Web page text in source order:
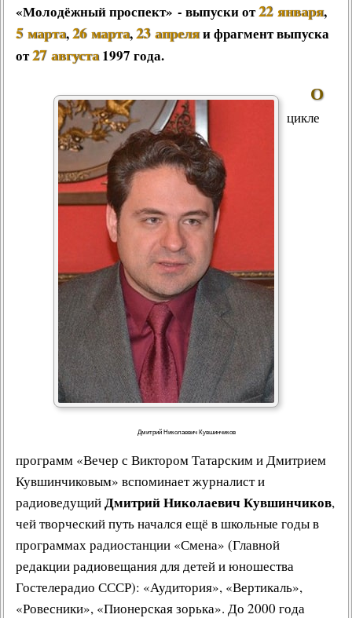
«Молодёжный проспект» - выпуски от22 января,
5 марта,26 марта,23 апреляи фрагмент выпуска
от27 августа1997 года.
Дмитрий Николаевич Кувшинчиков
О
цикле
программ «Вечер с Виктором Татарским и Дмитрием
Кувшинчиковым» вспоминает журналист и
радиоведущийДмитрий Николаевич Кувшинчиков,
чей творческий путь начался ещё в школьные годы в
программах радиостанции «Смена» (Главной
редакции радиовещания для детей и юношества
Гостелерадио СССР): «Аудитория», «Вертикаль»,
«Ровесники», «Пионерская зорька». До 2000 года